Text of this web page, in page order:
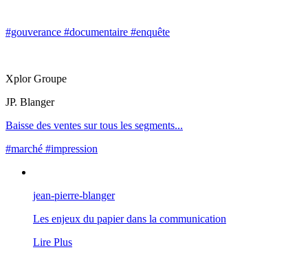
#gouverance #documentaire #enquête
Xplor Groupe
JP. Blanger
Baisse des ventes sur tous les segments...
#marché #impression
jean-pierre-blanger
Les enjeux du papier dans la communication
Lire Plus